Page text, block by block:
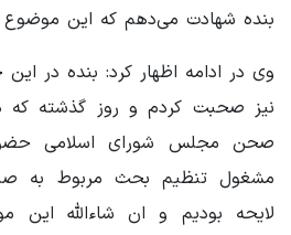
بنده شهادت می‌دهم که این موضوع
وی در ادامه اظهار کرد: بنده در
نیز صحبت کردم و روز گذشته که
صحن مجلس شورای اسلامی
مشغول تنظیم بحث مربوط به
لایحه بودیم و ان شاءالله این